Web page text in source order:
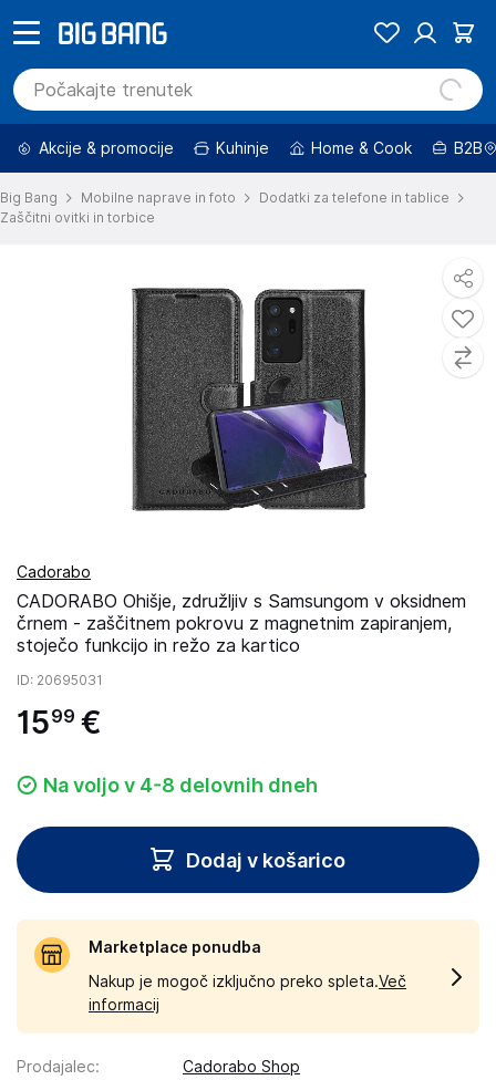
Akcije & promocije Kuhinje Home & Cook B2B
Big Bang Mobilne naprave in foto
Dodatki za telefone in tablice
Zaščitni ovitki in torbice
Cadorabo
CADORABO Ohišje, združljiv s Samsungom v oksidnem
črnem - zaščitnem pokrovu z magnetnim zapiranjem,
stoječo funkcijo in režo za kartico
ID: 20695031
1599 €
Na voljo v 4-8 delovnih dneh
Dodaj v košarico
Marketplace ponudba
Nakup je mogoč izključno preko spleta.Več
informacij
Prodajalec:
Cadorabo Shop